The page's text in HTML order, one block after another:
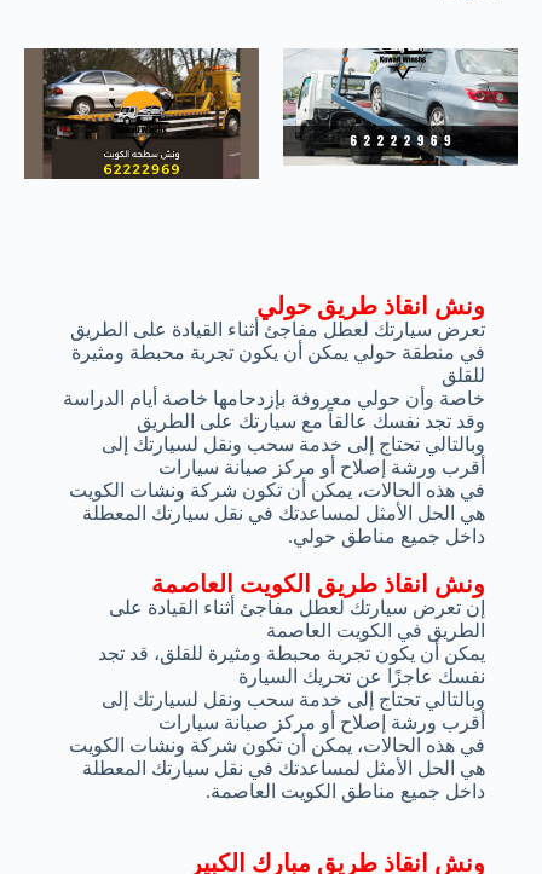
ونش انقاذ طريق الكويت العاصمة
إن تعرض سيارتك لعطل مفاجئ أثناء القيادة على
الطريق في الكويت العاصمة
يمكن أن يكون تجربة محبطة ومثيرة للقلق، قد تجد
نفسك عاجزًا عن تحريك السيارة
وبالتالي تحتاج إلى خدمة سحب ونقل لسيارتك إلى
أقرب ورشة إصلاح أو مركز صيانة سيارات
في هذه الحالات، يمكن أن تكون شركة ونشات الكويت
هي الحل الأمثل لمساعدتك في نقل سيارتك المعطلة
داخل جميع مناطق الكويت العاصمة.
ونش انقاذ طريق حولي
تعرض سيارتك لعطل مفاجئ أثناء القيادة على الطريق
في منطقة حولي يمكن أن يكون تجربة محبطة ومثيرة
للقلق
خاصة وأن حولي معروفة بإزدحامها خاصة أيام الدراسة
وقد تجد نفسك عالقاً مع سيارتك على الطريق
وبالتالي تحتاج إلى خدمة سحب ونقل لسيارتك إلى
أقرب ورشة إصلاح أو مركز صيانة سيارات
في هذه الحالات، يمكن أن تكون شركة ونشات الكويت
هي الحل الأمثل لمساعدتك في نقل سيارتك المعطلة
داخل جميع مناطق حولي.
ونش انقاذ طريق مبارك الكبير